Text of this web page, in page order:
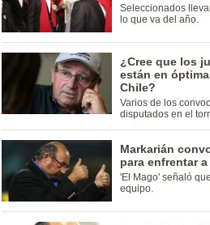
Seleccionados
lo que va del año.
¿Cree que los
están en
Chile?
Varios de los
disputados en el
Markarián
para enfrentar
'El Mago' señaló
equipo.